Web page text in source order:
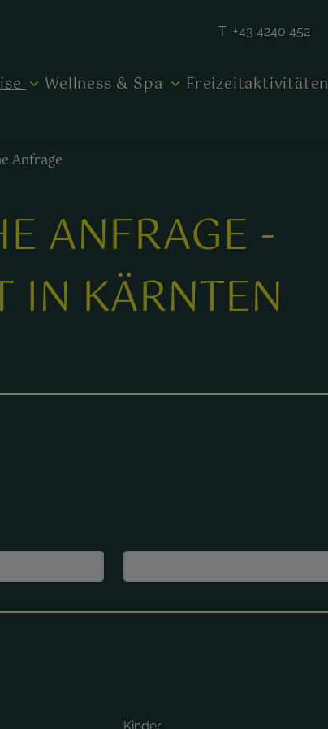
T +43 4240 452
Wellness & Spa Freizeitaktivitäten
Anfrage
ANFRAGE -
IN KÄRNTEN